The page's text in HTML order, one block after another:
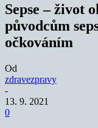
Sepse – život
původcům
očkováním
Od
zdravezpravy
-
13. 9. 2021
0